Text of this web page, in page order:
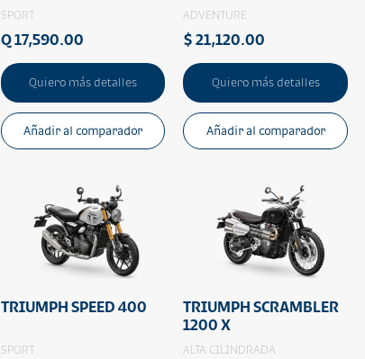
SPORT
Q 17,590.00
Quiero más detalles
Añadir al comparador
ADVENTURE
$ 21,120.00
Quiero más detalles
Añadir al comparador
TRIUMPH SPEED 400
SPORT
TRIUMPH SCRAMBLER
1200 X
ALTA CILINDRADA